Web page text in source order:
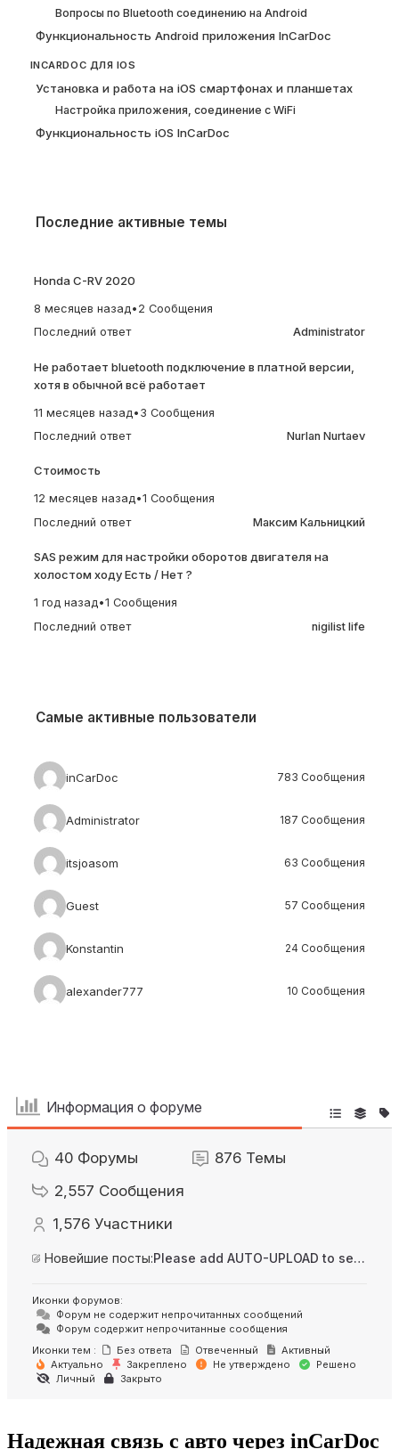
Вопросы по Bluetooth соединению на Android
Функциональность Android приложения InCarDoc
INCARDOC ДЛЯ IOS
Установка и работа на iOS смартфонах и планшетах
Настройка приложения, соединение с WiFi
Функциональность iOS InCarDoc
Последние активные темы
Honda C-RV 2020
8 месяцев назад • 2 Сообщения
Последний ответ
Administrator
Не работает bluetooth подключение в платной версии,
хотя в обычной всё работает
11 месяцев назад • 3 Сообщения
Последний ответ
Nurlan Nurtaev
Стоимость
12 месяцев назад•1 Сообщения
Последний ответ
Максим Кальницкий
SAS режим для настройки оборотов двигателя на
холостом ходу Есть / Нет ?
1 год назад•1 Сообщения
Последний ответ
nigilist life
Самые активные пользователи
inCarDoc 783 Сообщения
Administrator 187 Сообщения
itsjoasom 63 Сообщения
Guest 57 Сообщения
Konstantin 24 Сообщения
alexander777 10 Сообщения
Информация о форуме
40 Форумы 876 Темы
2,557 Сообщения
1,576 Участники
Новейшие посты: Please add AUTO-UPLOAD to server option + 2FA/MFA
Иконки форумов:
Форум не содержит непрочитанных сообщений
Форум содержит непрочитанные сообщения
Иконки тем :
Без ответа Отвеченный
Активный
Актуально
Закреплено Не утверждено
Решено
Личный
Закрыто
Надежная связь с авто через inCarDoc